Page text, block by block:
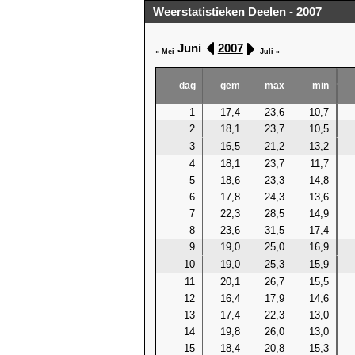
Weerstatistieken Deelen - 2007
« Mei Juni 2007 Juli »
dag gem max min
1 17,4 23,6 10,7
2
18,1 23,7 10,5
3
16,5 21,2 13,2
4
18,1 23,7 11,7
5
18,6 23,3 14,8
6
17,8 24,3 13,6
7
22,3 28,5 14,9
8
23,6 31,5 17,4
9
19,0 25,0 16,9
10
19,0 25,3 15,9
11
20,1 26,7 15,5
12
16,4 17,9 14,6
13
17,4 22,3 13,0
14
19,8 26,0 13,0
15
18,4 20,8 15,3